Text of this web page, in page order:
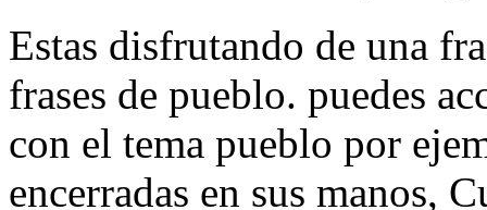
Estas disfrutando de una
frases de pueblo. puedes
con el tema pueblo por
encerradas en sus manos,